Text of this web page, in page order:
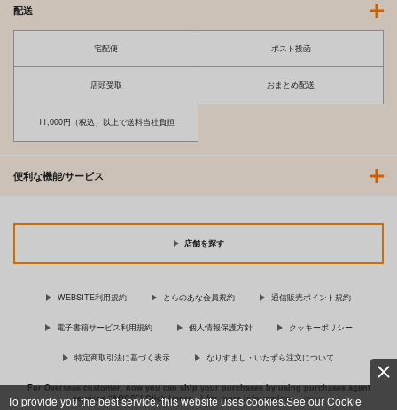
To provide you the best service, this website uses cookies.See our Cookie
配送
宅配便 ポスト投函
店頭受取 おまとめ配送
11,000円（税込）以上で送料当社負担
便利な機能/サービス
店舗を探す
WEBSITE利用規約 とらのあな会員規約 通信販売ポイント規約
電子書籍サービス利用規約 個人情報保護方針 クッキーポリシー
特定商取引法に基づく表示 なりすまし・いたずら注文について
For Overseas customer, now you can ship your purchases by using purchases agent
services “AOCS”! Click {more…} for more information …more